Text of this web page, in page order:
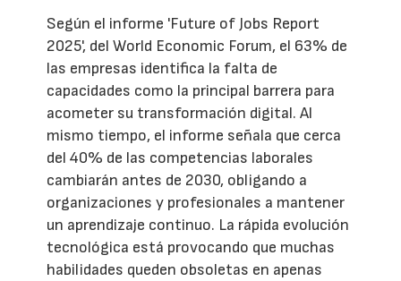
Según el informe 'Future of Jobs Report
2025', del World Economic Forum, el 63% de
las empresas identifica la falta de
capacidades como la principal barrera para
acometer su transformación digital. Al
mismo tiempo, el informe señala que cerca
del 40% de las competencias laborales
cambiarán antes de 2030, obligando a
organizaciones y profesionales a mantener
un aprendizaje continuo. La rápida evolución
tecnológica está provocando que muchas
habilidades queden obsoletas en apenas